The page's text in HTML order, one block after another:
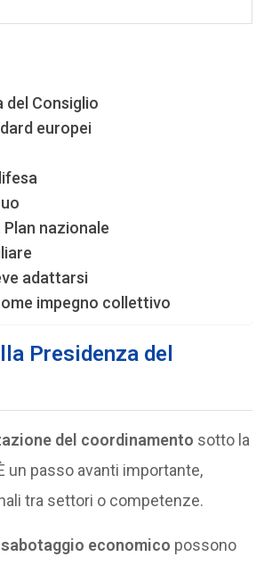
del Consiglio
europei
nazionale
adattarsi
impegno collettivo
Presidenza del
del coordinamento sotto la
un passo avanti importante,
tra settori o competenze.
sabotaggio economico possono